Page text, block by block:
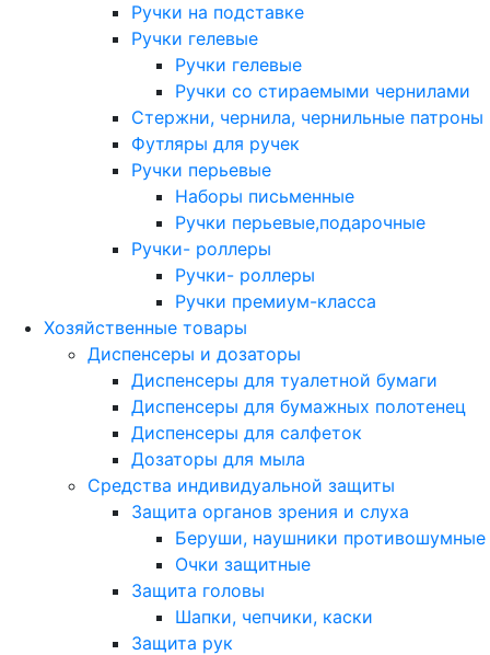
Ручки на подставке
Ручки гелевые
Ручки гелевые
Ручки со стираемыми чернилами
Стержни, чернила, чернильные патроны
Футляры для ручек
Ручки перьевые
Наборы письменные
Ручки перьевые,подарочные
Ручки- роллеры
Ручки- роллеры
Ручки премиум-класса
Хозяйственные товары
Диспенсеры и дозаторы
Диспенсеры для туалетной бумаги
Диспенсеры для бумажных полотенец
Диспенсеры для салфеток
Дозаторы для мыла
Средства индивидуальной защиты
Защита органов зрения и слуха
Беруши, наушники противошумные
Очки защитные
Защита головы
Шапки, чепчики, каски
Защита рук